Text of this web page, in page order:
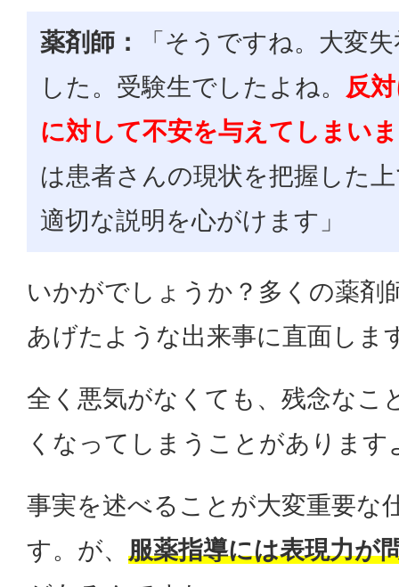
薬剤師：
「そうですね。大変
した。受験生でしたよね。 反
に対して不安を与えてしまい
は患者さんの現状を把握した
適切な説明を心がけます」
いかがでしょうか？多くの薬剤
あげたような出来事に直面しま
全く悪気がなくても、残念なこ
くなってしまうことがあります
事実を述べることが大変重要な
す。が、 服薬指導には表現力が